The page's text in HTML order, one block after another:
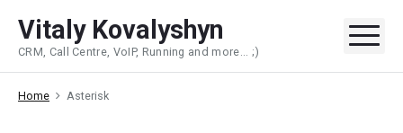
content
Vitaly Kovalyshyn
CRM, Call Centre, VoIP, Running and more... ;)
Home Asterisk